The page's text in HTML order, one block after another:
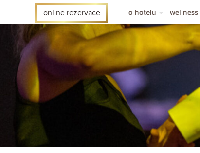
online rezervace o hotelu
o hotelu sen
pokoje
novinky
ad hotels
hotelový časopis
wellness
wellness
masáže